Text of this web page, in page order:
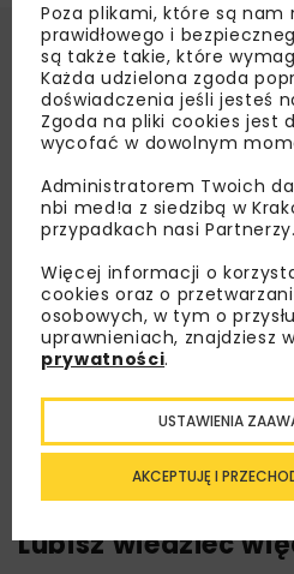
Lubisz wiedzieć
Poza plikami, które są nam
prawidłowego i
są także takie, które
Każda udzielona zgoda
doświadczenia jeśli jesteś
Zgoda na pliki cookies jest
wycofać w dowolnym
Administratorem Twoich
nbi med!a z siedzibą w
przypadkach nasi Partnerzy.
Więcej informacji o
cookies oraz o
osobowych, w tym o
uprawnieniach, znajdziesz
prywatności.
AKCEPTUJĘ I
USTAWIENIA